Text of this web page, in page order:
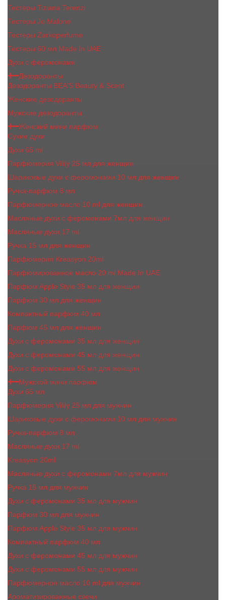
Тестеры Tiziana Terenzi
Тестеры Jо Malоnе
Тестеры Zarkoperfume
Тестеры 60 мл Made In UAE
Духи с феромонами
Дезодоранты
Дезодоранты BEA'S Beauty & Scent
Женские дезодоранты
Мужские дезодоранты
Женский мини парфюм
Сухие духи
Духи 65 ml
Парфюмерия Vilily 25 мл для женщин
Шариковые духи с феромонами 10 мл для женщин
Ручка-парфюм 8 мл
Парфюмерное масло 10 ml для женщин
Масляные духи c феромонами 7мл для женщин
Масляные духи 17 ml
Ручка 15 мл для женщин
Парфюмерия Kreasyon 20ml
Парфюмированное масло 20 ml Made In UAE
Парфюм Apple Style 35 мл для женщин
Парфюм 30 мл для женщин
Компактный парфюм 40 мл
Парфюм 45 мл для женщин
Духи с феромонами 35 мл для женщин
Духи с феромонами 45 мл для женщин
Духи с феромонами 55 мл для женщин
Мужской мини парфюм
Духи 65 мл
Парфюмерия Vilily 25 мл для мужчин
Шариковые духи с феромонами 10 мл для мужчин
Ручка-парфюм 8 мл
Масляные духи 17 ml
Kreasyon 20ml
Масляные духи c феромонами 7мл для мужчин
Ручка 15 мл для мужчин
Духи с феромонами 35 мл для мужчин
Парфюм 30 мл для мужчин
Парфюм Apple Style 35 мл для мужчин
Компактный парфюм 40 мл
Духи с феромонами 45 мл для мужчин
Духи с феромонами 55 мл для мужчин
Парфюмерное масло 10 ml для мужчин
Ароматизированные свечи